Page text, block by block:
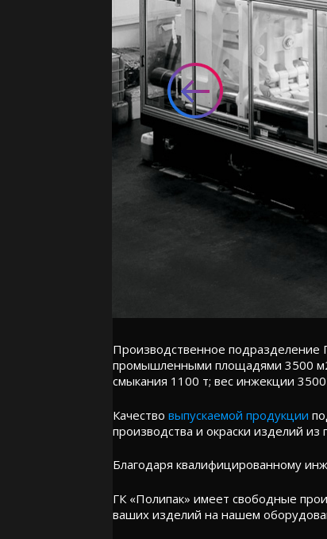
Производственное подразделение
промышленными площадями 3500
смыкания 1100 т; вес инжекции
Качество выпускаемой продукции
производства и окраски изделий из
Благодаря квалифицированному
ГК «Полипак» имеет свободные
ваших изделий на нашем